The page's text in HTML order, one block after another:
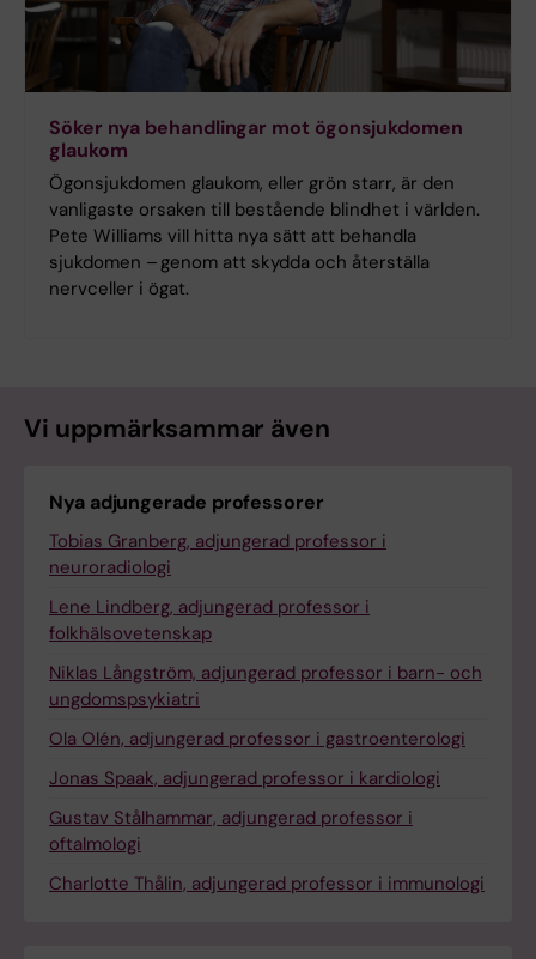
Söker nya behandlingar mot ögonsjukdomen
glaukom
Ögonsjukdomen glaukom, eller grön starr, är den
vanligaste orsaken till bestående blindhet i världen.
Pete Williams vill hitta nya sätt att behandla
sjukdomen – genom att skydda och återställa
nervceller i ögat.
Vi uppmärksammar även
Nya adjungerade professorer
Tobias Granberg, adjungerad professor i
neuroradiologi
Lene Lindberg, adjungerad professor i
folkhälsovetenskap
Niklas Långström, adjungerad professor i barn- och
ungdomspsykiatri
Ola Olén, adjungerad professor i gastroenterologi
Jonas Spaak, adjungerad professor i kardiologi
Gustav Stålhammar, adjungerad professor i
oftalmologi
Charlotte Thålin, adjungerad professor i immunologi